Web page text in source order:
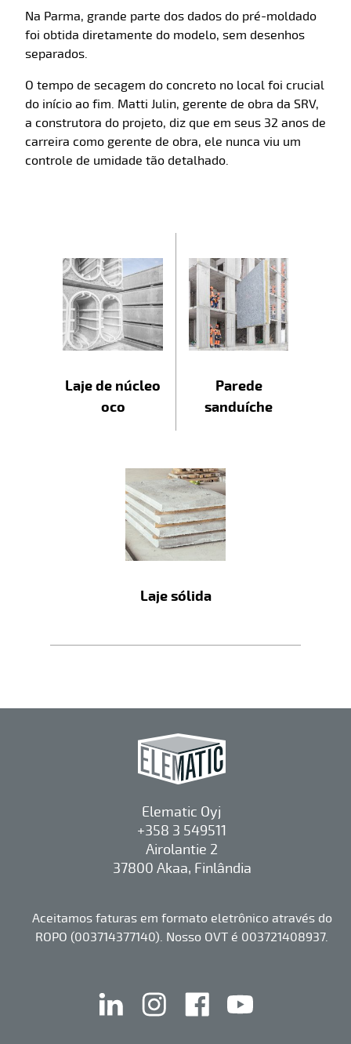
Na Parma, grande parte dos dados do pré-moldado
foi obtida diretamente do modelo, sem desenhos
separados.
O tempo de secagem do concreto no local foi crucial
do início ao fim. Matti Julin, gerente de obra da SRV,
a construtora do projeto, diz que em seus 32 anos de
carreira como gerente de obra, ele nunca viu um
controle de umidade tão detalhado.
Laje de núcleo
oco
Parede
sanduíche
Laje sólida
Elematic Oyj
+358 3 549511
Airolantie 2
37800 Akaa, Finlândia
Aceitamos faturas em formato eletrônico através do
ROPO (003714377140). Nosso OVT é 003721408937.
linkedin instagramfacebook